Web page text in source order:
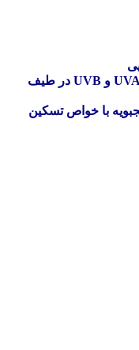
- محافظت از پوست دربرابر اشعه UVA و UVB در طیف
با خواص تسکین